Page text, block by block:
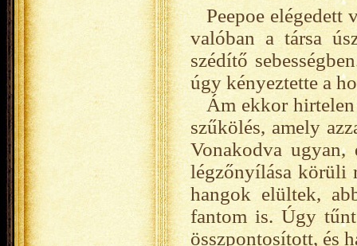
Peepoe
valóban a társa
szédítő
úgy kényeztette a
Ám ekkor
szűkölés, amely
Vonakodva ugyan,
légzőnyílása körüli
hangok elültek,
fantom is. Úgy
összpontosított, és